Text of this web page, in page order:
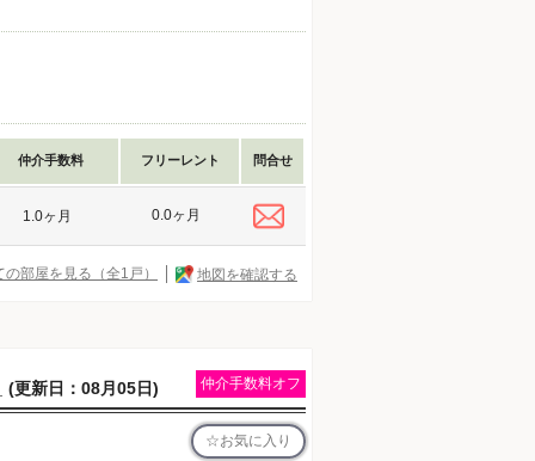
仲介手数料 フリーレント 問合せ
1.0ヶ月 0.0ヶ月
部屋を見る（全1戸） 地図を確認する
(更新日：08月05日) 仲介手数料オフ
お気に入り